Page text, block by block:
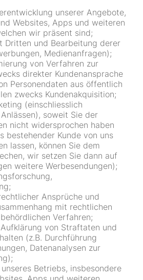
unserer Angebote,
Websites, Apps und weiteren
wir präsent sind;
Dritten und Bearbeitung derer
Medienanfragen);
von Verfahren zur
direkter Kundenansprache
Personendaten aus öffentlich
zwecks Kundenakquisition;
(einschliesslich
soweit Sie der
nicht widersprochen haben
bestehender Kunde von uns
lassen, können Sie dem
wir setzen Sie dann auf
weitere Werbesendungen);
Ansprüche und
mit rechtlichen
Verfahren;
von Straftaten und
(z.B. Durchführung
Datenanalysen zur
Betriebs, insbesondere